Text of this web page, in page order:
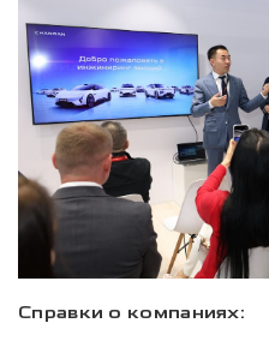
Справки о компаниях: